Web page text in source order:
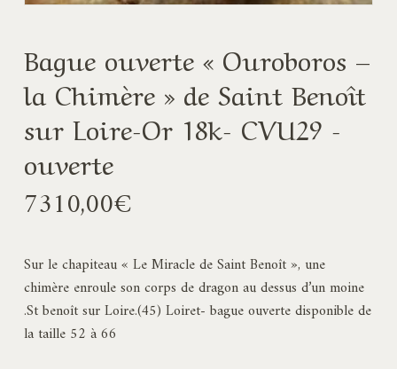
Bague ouverte « Ouroboros –
la Chimère » de Saint Benoît
sur Loire-Or 18k- CVU29 -
ouverte
7310,00€
Sur le chapiteau « Le Miracle de Saint Benoît », une
chimère enroule son corps de dragon au dessus d’un moine
.St benoît sur Loire.(45) Loiret- bague ouverte disponible de
la taille 52 à 66